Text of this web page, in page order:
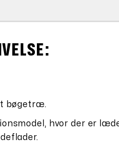
bøgetræ.
hvor der er